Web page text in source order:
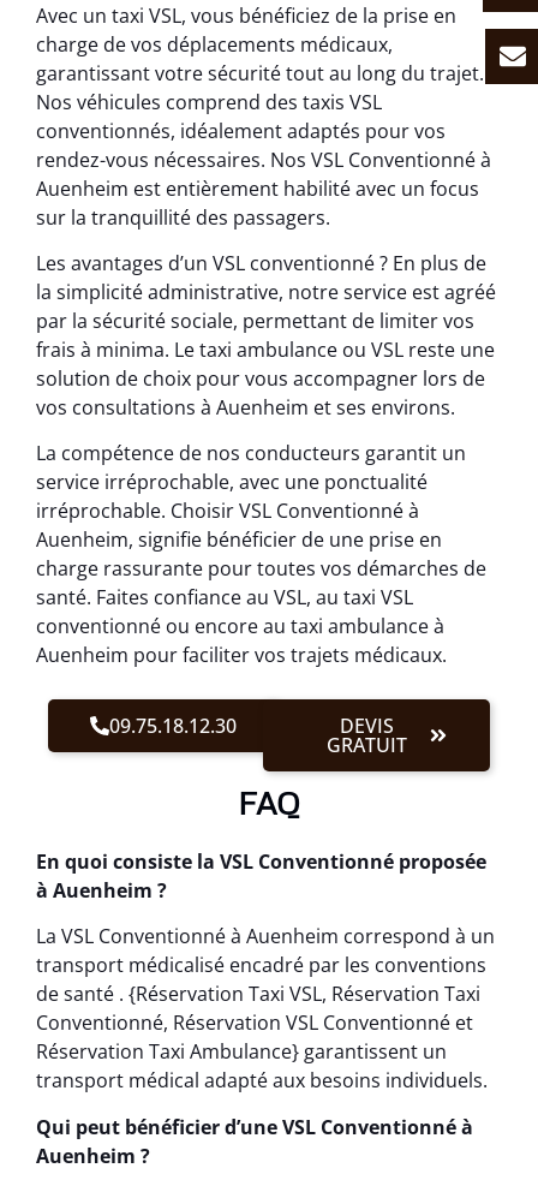
Avec un taxi VSL, vous bénéficiez de la prise en
charge de vos déplacements médicaux,
garantissant votre sécurité tout au long du trajet.
Nos véhicules comprend des taxis VSL
conventionnés, idéalement adaptés pour vos
rendez-vous nécessaires. Nos VSL Conventionné à
Auenheim est entièrement habilité avec un focus
sur la tranquillité des passagers.
Les avantages d’un VSL conventionné ? En plus de
la simplicité administrative, notre service est agréé
par la sécurité sociale, permettant de limiter vos
frais à minima. Le taxi ambulance ou VSL reste une
solution de choix pour vous accompagner lors de
vos consultations à Auenheim et ses environs.
La compétence de nos conducteurs garantit un
service irréprochable, avec une ponctualité
irréprochable. Choisir VSL Conventionné à
Auenheim, signifie bénéficier de une prise en
charge rassurante pour toutes vos démarches de
santé. Faites confiance au VSL, au taxi VSL
conventionné ou encore au taxi ambulance à
Auenheim pour faciliter vos trajets médicaux.
09.75.18.12.30 DEVIS
GRATUIT
FAQ
En quoi consiste la VSL Conventionné proposée
à Auenheim ?
La VSL Conventionné à Auenheim correspond à un
transport médicalisé encadré par les conventions
de santé . {Réservation Taxi VSL, Réservation Taxi
Conventionné, Réservation VSL Conventionné et
Réservation Taxi Ambulance} garantissent un
transport médical adapté aux besoins individuels.
Qui peut bénéficier d’une VSL Conventionné à
Auenheim ?